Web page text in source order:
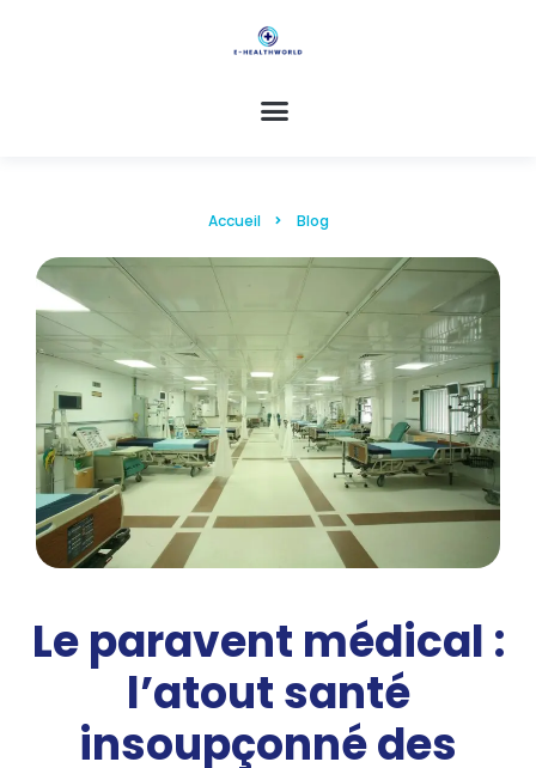
Accueil Blog
Le paravent médical :
l’atout santé
insoupçonné des